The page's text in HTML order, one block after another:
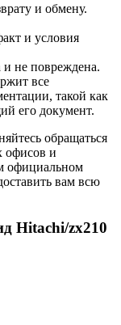
и обмену.
и условия
и не повреждена.
все
такой как
его документ.
обращаться
офисов и
официальном
вам всю
Hitachi/zx210